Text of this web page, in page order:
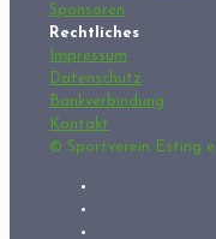
Sponsoren
Rechtliches
Impressum
Datenschutz
Bankverbindung
Kontakt
© Sportverein Esting